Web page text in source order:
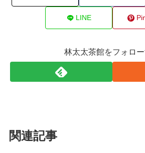
LINE
林太太茶館をフォロ
関連記事